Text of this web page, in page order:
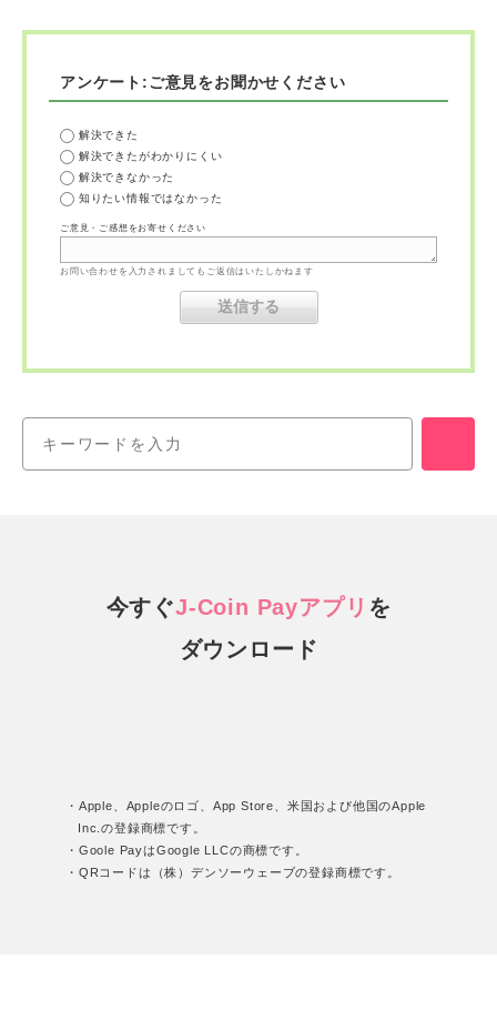
アンケート:ご意見をお聞かせください
解決できた
解決できたがわかりにくい
解決できなかった
知りたい情報ではなかった
ご意見・ご感想をお寄せください
お問い合わせを入力されましてもご返信はいたしかねます
今すぐJ-Coin Payアプリ を
ダウンロード
・Apple、Appleのロゴ、App Store、米国および他国のApple
Inc.の登録商標です。
・Goole PayはGoogle LLCの商標です。
・QRコードは（株）デンソーウェーブの登録商標です。